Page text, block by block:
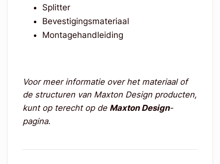
Splitter
Bevestigingsmateriaal
Montagehandleiding
Voor meer informatie over het materiaal of
de structuren van Maxton Design producten,
kunt op terecht op de Maxton Design-
pagina.